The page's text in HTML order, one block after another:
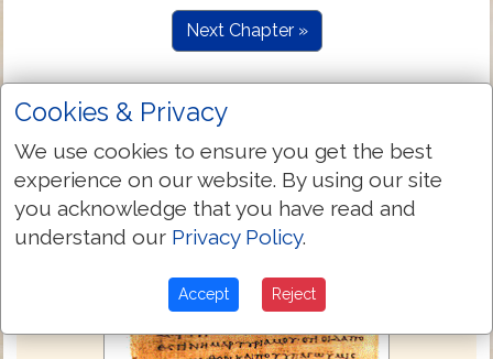
Next Chapter »
Cookies & Privacy
We use cookies to ensure you get the best
experience on our website. By using our site
you acknowledge that you have read and
understand our Privacy Policy.
Accept Reject